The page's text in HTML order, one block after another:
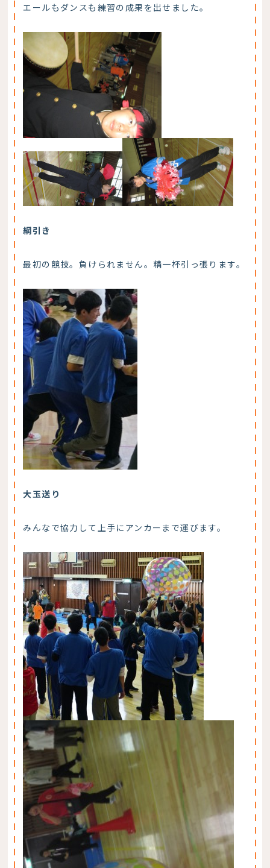
エールもダンスも練習の成果を出せました。
綱引き
最初の競技。負けられません。精一杯引っ張ります。
大玉送り
みんなで協力して上手にアンカーまで運びます。